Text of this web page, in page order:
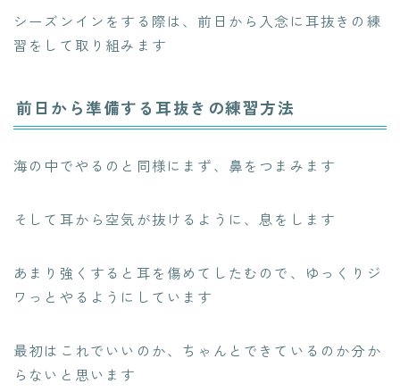
シーズンインをする際は、前日から入念に耳抜きの練
習をして取り組みます
前日から準備する耳抜きの練習方法
海の中でやるのと同様にまず、鼻をつまみます
そして耳から空気が抜けるように、息をします
あまり強くすると耳を傷めてしたむので、ゆっくりジ
ワっとやるようにしています
最初はこれでいいのか、ちゃんとできているのか分か
らないと思います